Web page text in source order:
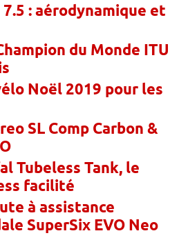
7.5 : aérodynamique et
du Monde ITU
Noël 2019 pour les
SL Comp Carbon &
Tubeless Tank, le
facilité
à assistance
SuperSix EVO Neo